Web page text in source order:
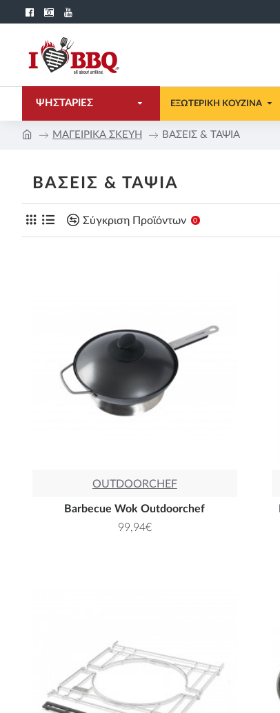
ΨΗΣΤΑΡΙΕΣ ΕΞΩΤΕΡΙΚΗ ΚΟΥΖΙΝΑ
ΜΑΓΕΙΡΙΚΑ ΣΚΕΥΗ ΒΑΣΕΙΣ & ΤΑΨΙΑ
ΒΑΣΕΙΣ & ΤΑΨΙΑ
Σύγκριση Προϊόντων 0
OUTDOORCHEF
Barbecue Wok Outdoorchef
99,94€